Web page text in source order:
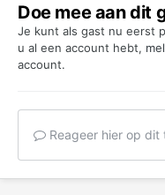
Doe mee aan dit
Je kunt als gast nu eerst
u al een account hebt,
account.
Reageer hier op dit